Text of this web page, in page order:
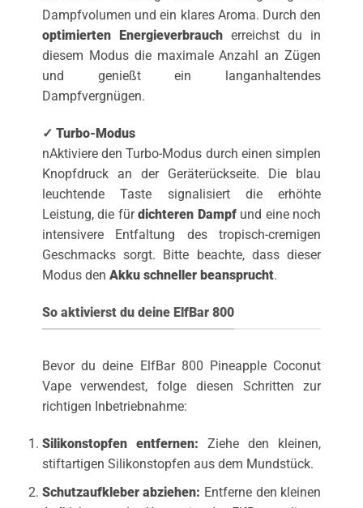
Dampfvolumen und ein klares Aroma. Durch den
optimierten Energieverbraucherreichst du in
diesem Modus die maximale Anzahl an Zügen
und genießt ein langanhaltendes
Dampfvergnügen.
✓ Turbo-Modus
nAktiviere den Turbo-Modus durch einen simplen
Knopfdruck an der Geräterückseite. Die blau
leuchtende Taste signalisiert die erhöhte
Leistung, die fürdichteren Dampfund eine noch
intensivere Entfaltung des tropisch-cremigen
Geschmacks sorgt. Bitte beachte, dass dieser
Modus den Akku schneller beansprucht.
So aktivierst du deine ElfBar 800
Bevor du deine ElfBar 800 Pineapple Coconut
Vape verwendest, folge diesen Schritten zur
richtigen Inbetriebnahme:
Silikonstopfen entfernen: Ziehe den kleinen,
stiftartigen Silikonstopfen aus dem Mundstück.
Schutzaufkleber abziehen: Entferne den kleinen